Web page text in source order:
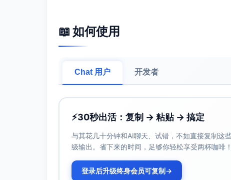
📖 如何使用
Chat 用户 开发者
⚡30秒出活：复制 → 粘贴 → 搞定
与其花几十分钟和AI聊天、试错，不如直接复制这
级输出。省下来的时间，足够你轻松享受两杯咖啡！
登录后升级终身会员可复制→